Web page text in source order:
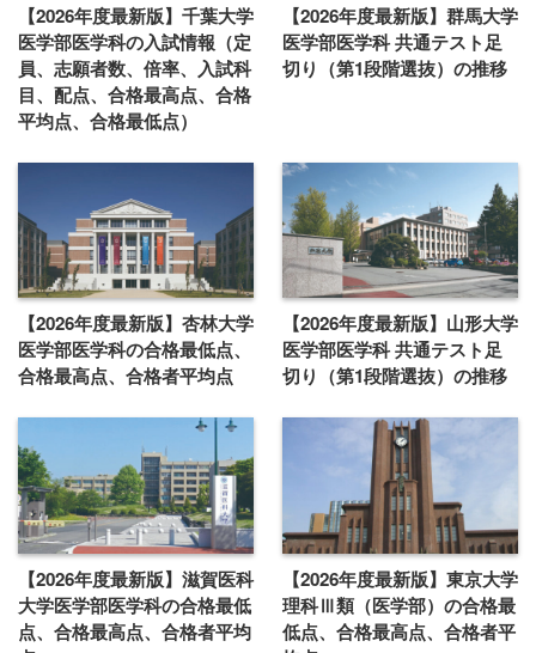
【2026年度最新版】千葉大学
医学部医学科の入試情報（定
員、志願者数、倍率、入試科
目、配点、合格最高点、合格
平均点、合格最低点）
【2026年度最新版】群馬大学
医学部医学科 共通テスト足
切り（第1段階選抜）の推移
【2026年度最新版】杏林大学
医学部医学科の合格最低点、
合格最高点、合格者平均点
【2026年度最新版】山形大学
医学部医学科 共通テスト足
切り（第1段階選抜）の推移
【2026年度最新版】滋賀医科
大学医学部医学科の合格最低
点、合格最高点、合格者平均
【2026年度最新版】東京大学
理科Ⅲ類（医学部）の合格最
低点、合格最高点、合格者平